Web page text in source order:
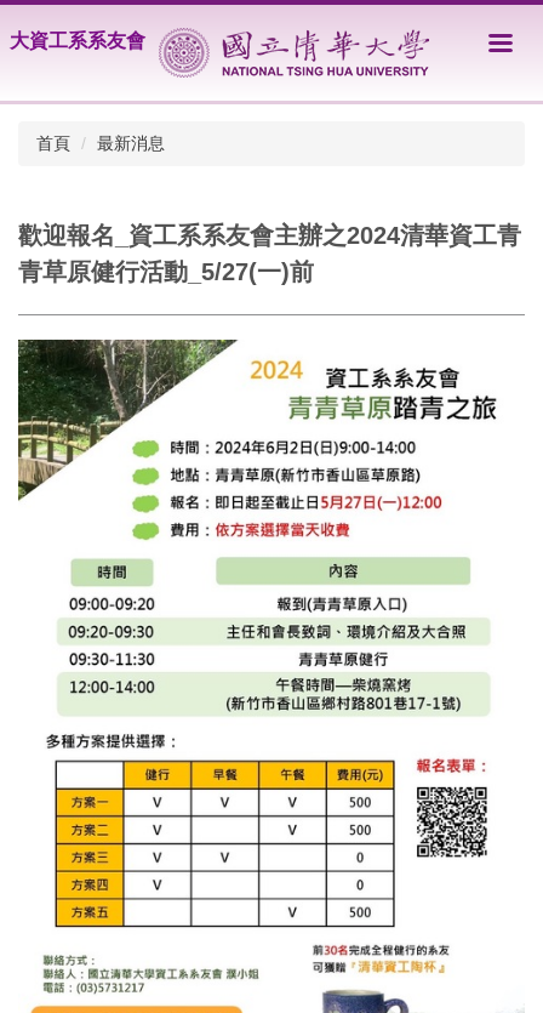
到
大資工系系友會
首頁 最新消息
歡迎報名_資工系系友會主辦之2024清華資工青
青草原健行活動_5/27(一)前